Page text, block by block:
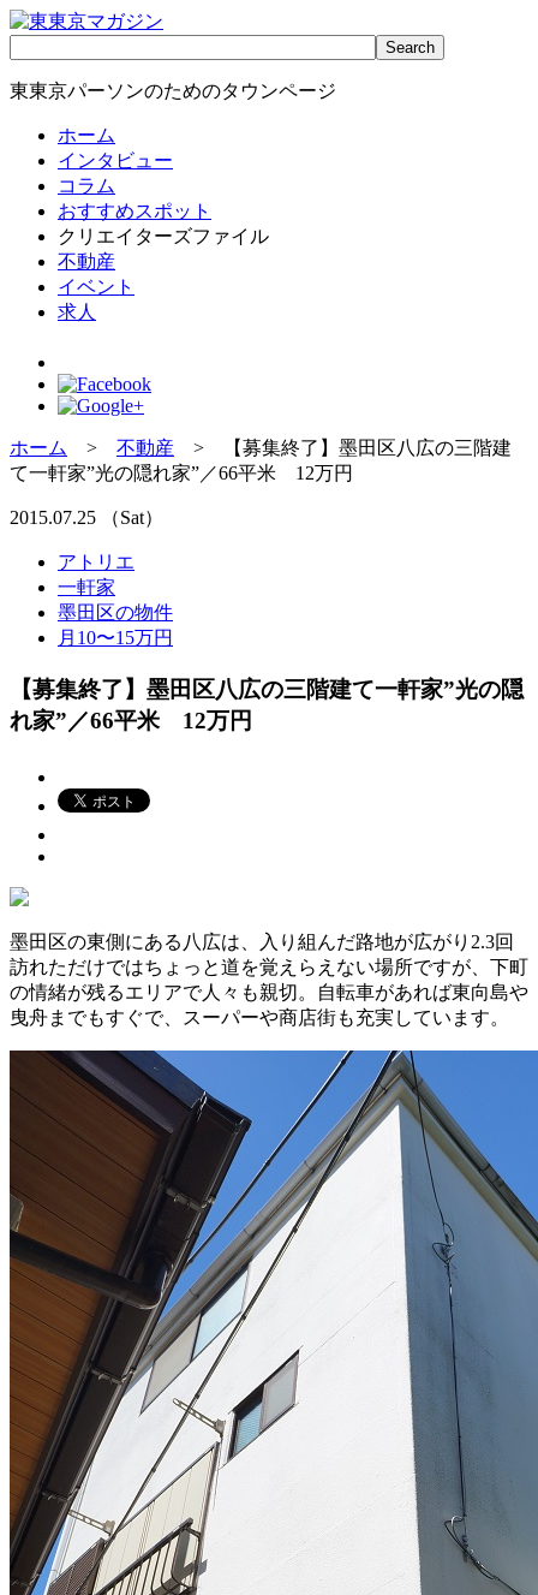
東東京パーソンのためのタウンページ
ホーム
インタビュー
コラム
おすすめスポット
クリエイターズファイル
不動産
イベント
求人
ホーム > 不動産 > 【募集終了】墨田区八広の三階建
て一軒家”光の隠れ家”／66平米 12万円
2015.07.25 （Sat）
アトリエ
一軒家
墨田区の物件
月10〜15万円
【募集終了】墨田区八広の三階建て一軒家”光の隠
れ家”／66平米 12万円
墨田区の東側にある八広は、入り組んだ路地が広がり2.3回
訪れただけではちょっと道を覚えらえない場所ですが、下町
の情緒が残るエリアで人々も親切。自転車があれば東向島や
曳舟までもすぐで、スーパーや商店街も充実しています。